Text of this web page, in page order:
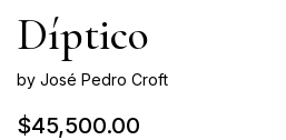
Díptico
by José Pedro Croft
$45,500.00